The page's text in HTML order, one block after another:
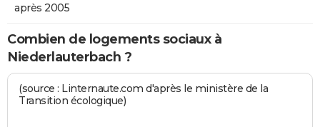
après 2005
Combien de logements sociaux à
Niederlauterbach ?
(source : Linternaute.com d'après le ministère de la
Transition écologique)